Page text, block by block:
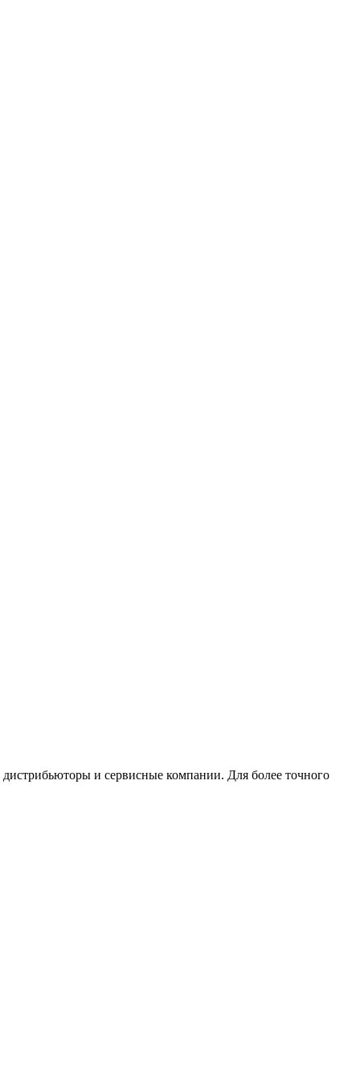
и сервисные компании. Для более точного